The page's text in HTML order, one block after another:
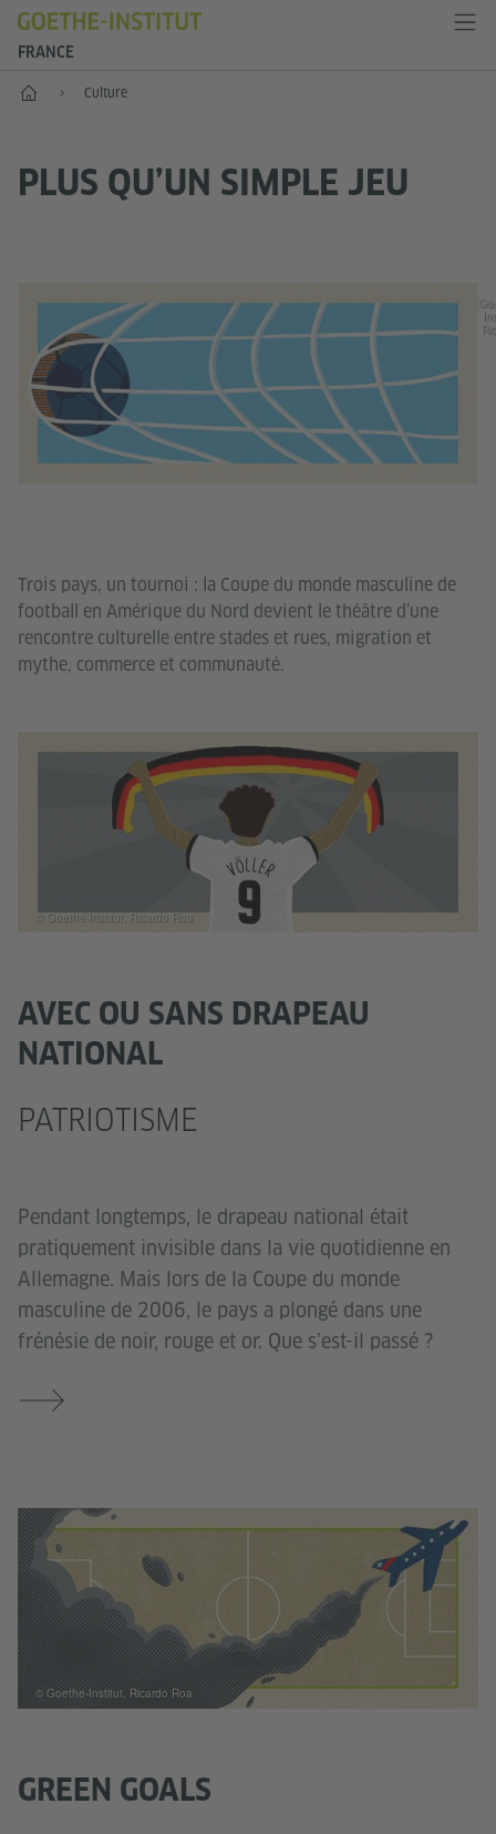
FRANCE
Accueil Culture
PLUS QU’UN SIMPLE JEU
Trois pays, un tournoi : la Coupe du monde masculine de
football en Amérique du Nord devient le théâtre d’une
rencontre culturelle entre stades et rues, migration et
mythe, commerce et communauté.
AVEC OU SANS DRAPEAU
NATIONAL
PATRIOTISME
Pendant longtemps, le drapeau national était
pratiquement invisible dans la vie quotidienne en
Allemagne. Mais lors de la Coupe du monde
masculine de 2006, le pays a plongé dans une
frénésie de noir, rouge et or. Que s’est-il passé ?
© Goethe-Institut, Ricardo Roa
GREEN GOALS
© Goethe-Institut, Ricardo Roa